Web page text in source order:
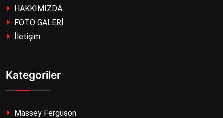
HAKKIMIZDA
FOTO GALERİ
İletişim
Kategoriler
Massey Ferguson